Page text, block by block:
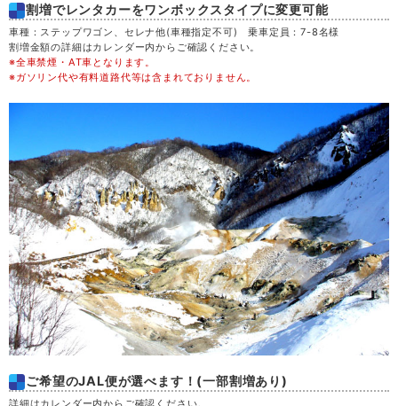
木 20
金 21
日 23
月 24
火
水 26
木 27
金 28
割増でレンタカーをワンボックスタイプに変更可能
車種：ステップワゴン、セレナ他(車種指定不可) 乗車定員：7-8名様
割増金額の詳細はカレンダー内からご確認ください。
※全車禁煙・AT車となります。
※ガソリン代や有料道路代等は含まれておりません。
ご希望のJAL便が選べます！(一部割増あり)